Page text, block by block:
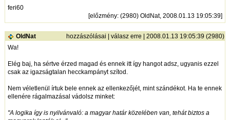
feri60
[előzmény: (2980) OldNat, 2008.01.13 19:05:39]
OldNat hozzászólásai válasz erre | 2008.01.13 19:05:39 (2980)
Wa!
Elég baj, ha sértve érzed magad és ennek itt így hangot adsz, ugyanis ezzel
csak az igazságtalan hecckampányt szítod.
Nem véletlenül írtuk bele ennek az ellenkezőjét, mint szándékot. Ha te ennek
ellenére rágalmazásal vádolsz minket:
"A logika így is nyilvánvaló: a magyar határ közelében van, tehát biztos a